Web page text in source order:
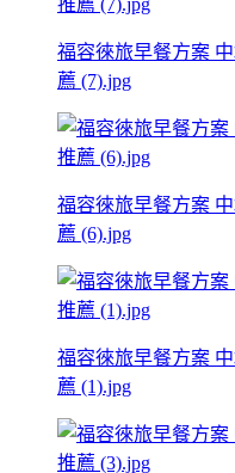
福容徠旅早餐方案
薦 (7).jpg
福容徠旅早餐方案
薦 (6).jpg
福容徠旅早餐方案
薦 (1).jpg